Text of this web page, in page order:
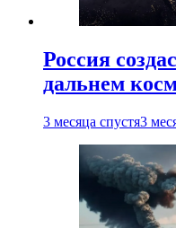
Россия
дальнем
3 месяца спустя3